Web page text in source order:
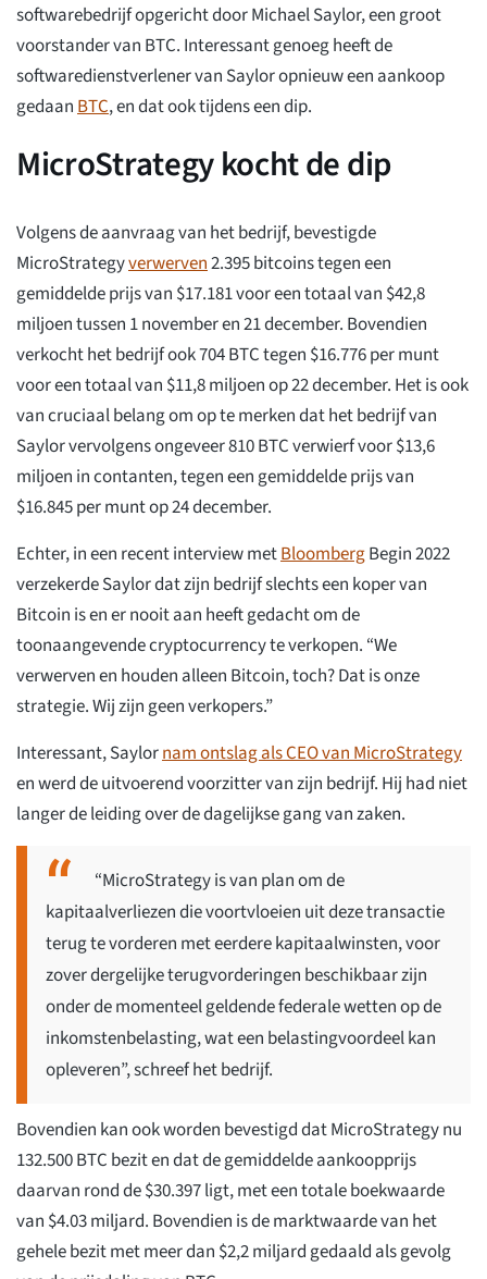
softwarebedrijf opgericht door Michael Saylor, een groot
voorstander van BTC. Interessant genoeg heeft de
softwaredienstverlener van Saylor opnieuw een aankoop
gedaanBTC, en dat ook tijdens een dip.
MicroStrategy kocht de dip
Volgens de aanvraag van het bedrijf, bevestigde
MicroStrategyverwerven2.395 bitcoins tegen een
gemiddelde prijs van $17.181 voor een totaal van $42,8
miljoen tussen 1 november en 21 december. Bovendien
verkocht het bedrijf ook 704 BTC tegen $16.776 per munt
voor een totaal van $11,8 miljoen op 22 december. Het is ook
van cruciaal belang om op te merken dat het bedrijf van
Saylor vervolgens ongeveer 810 BTC verwierf voor $13,6
miljoen in contanten, tegen een gemiddelde prijs van
$16.845 per munt op 24 december.
Echter, in een recent interview metBloombergBegin 2022
verzekerde Saylor dat zijn bedrijf slechts een koper van
Bitcoin is en er nooit aan heeft gedacht om de
toonaangevende cryptocurrency te verkopen. “We
verwerven en houden alleen Bitcoin, toch? Dat is onze
strategie. Wij zijn geen verkopers.”
Interessant, Saylornam ontslag als CEO van MicroStrategy
en werd de uitvoerend voorzitter van zijn bedrijf. Hij had niet
langer de leiding over de dagelijkse gang van zaken.
“MicroStrategy is van plan om de
kapitaalverliezen die voortvloeien uit deze transactie
terug te vorderen met eerdere kapitaalwinsten, voor
zover dergelijke terugvorderingen beschikbaar zijn
onder de momenteel geldende federale wetten op de
inkomstenbelasting, wat een belastingvoordeel kan
opleveren”, schreef het bedrijf.
Bovendien kan ook worden bevestigd dat MicroStrategy nu
132.500 BTC bezit en dat de gemiddelde aankoopprijs
daarvan rond de $30.397 ligt, met een totale boekwaarde
van $4.03 miljard. Bovendien is de marktwaarde van het
gehele bezit met meer dan $2,2 miljard gedaald als gevolg